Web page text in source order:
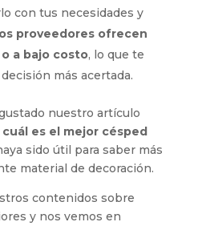
con tus necesidades y
proveedores ofrecen
a bajo costo, lo que te
más acertada.
nuestro artículo
cuál es el mejor césped
sido útil para saber más
material de decoración.
contenidos sobre
y nos vemos en